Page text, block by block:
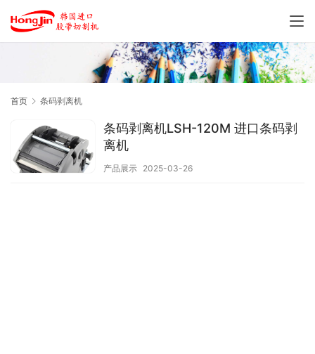
首页 条码剥离机
条码剥离机LSH-120M 进口条码剥
离机
产品展示 2025-03-26